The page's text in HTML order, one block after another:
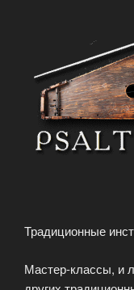
Традиционные
Мастер-классы, и